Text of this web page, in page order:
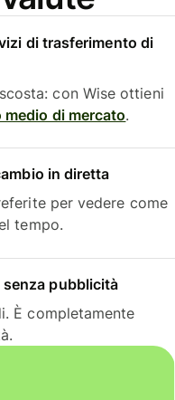
di trasferimento di
con Wise ottieni
di mercato.
in diretta
per vedere come
tempo.
pubblicità
È completamente